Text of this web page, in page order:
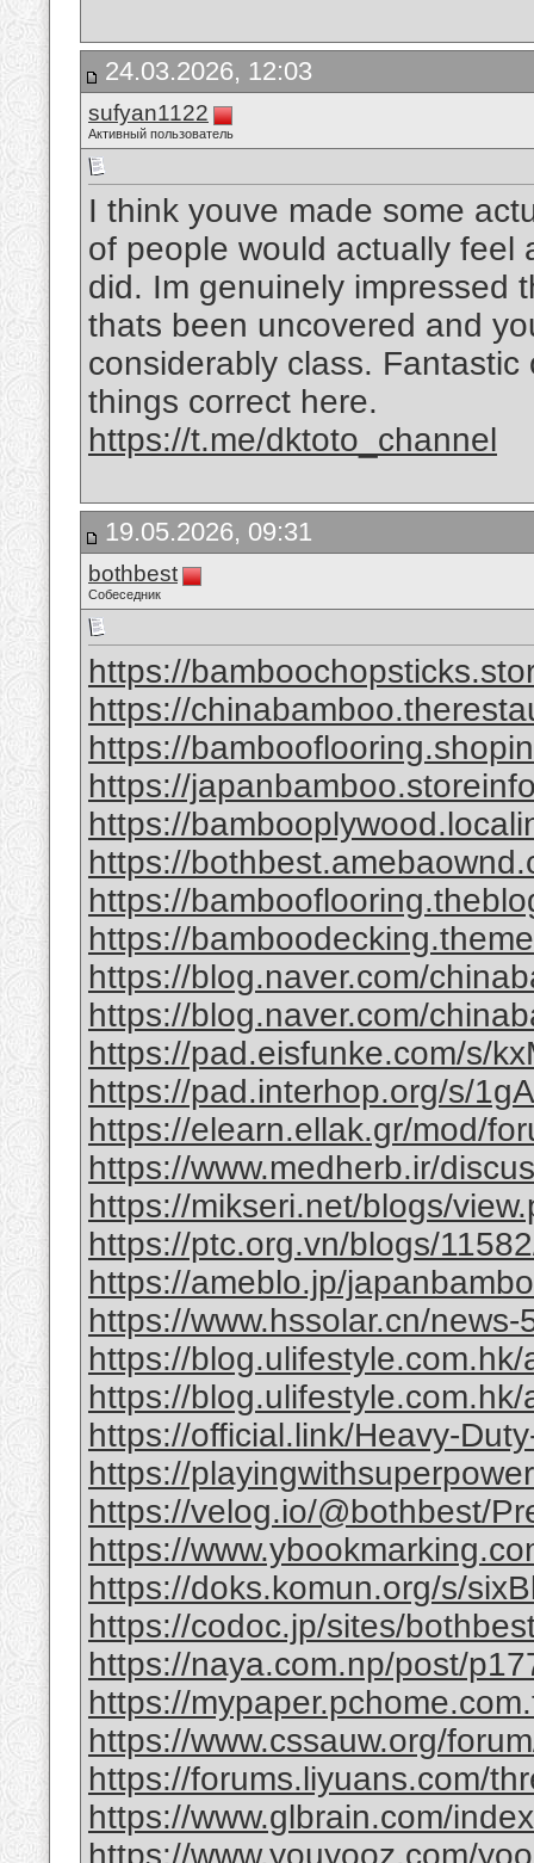
24.03.2026, 12:03
sufyan1122
Активный пользователь
I think youve made some
of people would actually feel
did. Im genuinely impressed
thats been uncovered and
considerably class.
things correct here.
https://t.me/dktoto_channel
19.05.2026, 09:31
bothbest
Собеседник
https://
https://
https://
https://
https://
https://
https://
https://
https://blog.naver.com/
https://blog.naver.com/
https://pad.eisfunke.com/s/
https://pad.interhop.org/s/
https://elearn.ellak.gr/mod/
https://www.medherb.ir/
https://mikseri.net/blogs/
https://ptc.org.vn/blogs/
https://ameblo.jp/
https://www.hssolar.cn/news-
https://
https://
https://official.link/Heavy-
https://
https://velog.io/@bothbest/
https://
https://doks.komun.org/s/
https://codoc.jp/sites/
https://naya.com.np/post/
https://
https://www.cssauw.org/
https://forums.liyuans.com/
https://www.glbrain.com/